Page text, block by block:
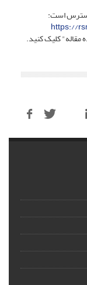
دسترس است:
https://
مقاله" کلیک کنید.